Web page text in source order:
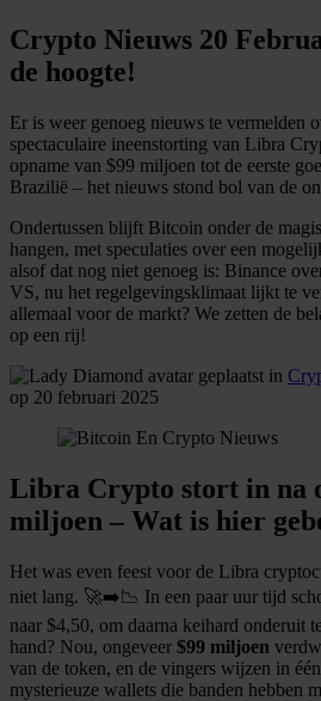
Crypto Nieuws 20
de hoogte!
Er is weer genoeg nieuws te vermelden
spectaculaire ineenstorting van Libra
opname van $99 miljoen tot de eerste
Brazilië – het nieuws stond bol van de
Ondertussen blijft Bitcoin onder de
hangen, met speculaties over een
alsof dat nog niet genoeg is: Binance
VS, nu het regelgevingsklimaat lijkt te
allemaal voor de markt? We zetten de
op een rij!
geplaatst in
op 20 februari 2025
Libra Crypto stort in na
miljoen – Wat is hier
Het was even feest voor de Libra
niet lang. 🚀➡️📉 In een paar uur tijd
naar $4,50, om daarna keihard onderuit
hand? Nou, ongeveer $99 miljoen
van de token, en de vingers wijzen in
mysterieuze wallets die banden hebben